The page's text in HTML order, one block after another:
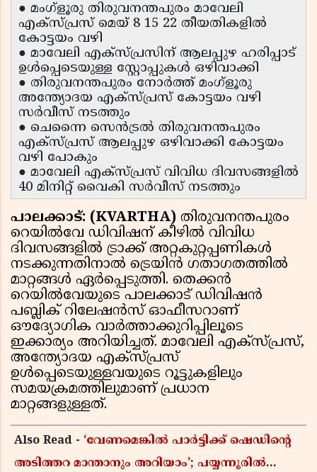
● മംഗ്ളൂരു തിരുവനന്തപുരം മാവേലി
എക്സ്പ്രസ് മെയ് 8 15 22 തീയതികളിൽ
കോട്ടയം വഴി
● മാവേലി എക്സ്പ്രസിന് ആലപ്പുഴ ഹരിപ്പാട്
ഉൾപ്പെടെയുള്ള സ്റ്റോപ്പുകൾ ഒഴിവാക്കി
● തിരുവനന്തപുരം നോർത്ത് മംഗ്ളൂരു
അന്ത്യോദയ എക്സ്പ്രസ് കോട്ടയം വഴി
സർവീസ് നടത്തും
● ചെന്നൈ സെൻട്രൽ തിരുവനന്തപുരം
എക്സ്പ്രസ് ആലപ്പുഴ ഒഴിവാക്കി കോട്ടയം
വഴി പോകും
● മാവേലി എക്സ്പ്രസ് വിവിധ ദിവസങ്ങളിൽ
40 മിനിറ്റ് വൈകി സർവീസ് നടത്തും
പാലക്കാട്: (KVARTHA) തിരുവനന്തപുരം
റെയിൽവേ ഡിവിഷന് കീഴിൽ വിവിധ
ദിവസങ്ങളിൽ ട്രാക്ക് അറ്റകുറ്റപ്പണികൾ
നടക്കുന്നതിനാൽ ട്രെയിൻ ഗതാഗതത്തിൽ
മാറ്റങ്ങൾ ഏർപ്പെടുത്തി. തെക്കൻ
റെയിൽവേയുടെ പാലക്കാട് ഡിവിഷൻ
പബ്ലിക് റിലേഷൻസ് ഓഫീസറാണ്
ഔദ്യോഗിക വാർത്താക്കുറിപ്പിലൂടെ
ഇക്കാര്യം അറിയിച്ചത്. മാവേലി എക്സ്പ്രസ്,
അന്ത്യോദയ എക്സ്പ്രസ്
ഉൾപ്പെടെയുള്ളവയുടെ റൂട്ടുകളിലും
സമയക്രമത്തിലുമാണ് പ്രധാന
മാറ്റങ്ങളുള്ളത്.
Also Read - ‘വേണമെങ്കിൽ പാർട്ടിക്ക് ഷെഡിൻ്റെ
അടിത്തറ മാന്താനും അറിയാം’; പയ്യന്നൂരിൽ